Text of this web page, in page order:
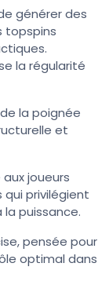
générer des
topspins
la régularité
la poignée
et
aux joueurs
privilégient
puissance.
pensée pour
optimal dans